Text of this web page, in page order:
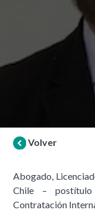
Volver
Abogado,
Chile –
Contratación